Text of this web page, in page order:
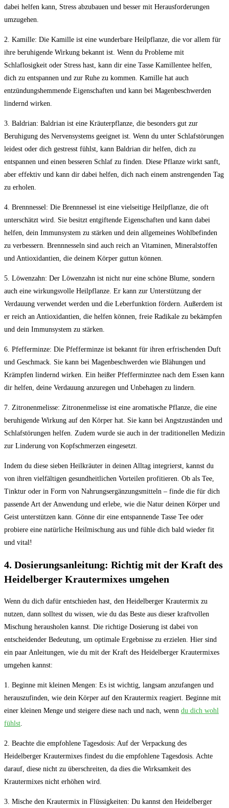
dabei helfen ⁢kann, Stress abzubauen‌ und besser mit Herausforderungen
umzugehen.
2. Kamille: Die Kamille ist eine wunderbare Heilpflanze, die vor⁢ allem für
ihre beruhigende Wirkung bekannt ist. Wenn⁢ du‍ Probleme mit
Schlaflosigkeit oder Stress hast, kann‍ dir eine Tasse Kamillentee helfen,
dich zu entspannen und zur Ruhe‍ zu kommen. Kamille hat ‍auch
entzündungshemmende Eigenschaften und kann bei Magenbeschwerden
lindernd wirken.
3. Baldrian: Baldrian ist eine Kräuterpflanze, die besonders gut zur
⁣Beruhigung des⁣ Nervensystems geeignet ist. Wenn du unter Schlafstörungen
leidest ⁣oder dich gestresst fühlst, kann Baldrian dir helfen, dich zu
entspannen und einen besseren Schlaf zu finden. Diese Pflanze wirkt sanft,
aber effektiv und kann dir ‌dabei helfen, dich‍ nach einem anstrengenden Tag
zu erholen.
4. Brennnessel: Die Brennnessel ist eine vielseitige‌ Heilpflanze, die oft ​
unterschätzt‍ wird. Sie besitzt entgiftende Eigenschaften und kann ⁤dabei
helfen, dein Immunsystem zu stärken und dein allgemeines Wohlbefinden
zu verbessern. Brennnesseln sind auch reich an⁢ Vitaminen, Mineralstoffen
und Antioxidantien, die deinem Körper guttun können.
5. Löwenzahn: Der Löwenzahn ist nicht nur eine schöne Blume, sondern
auch eine wirkungsvolle Heilpflanze.‌ Er kann zur Unterstützung der
Verdauung verwendet werden und die‌ Leberfunktion fördern. Außerdem‌ ist
er reich an Antioxidantien,⁤ die helfen können, freie Radikale zu bekämpfen⁢
und⁣ dein Immunsystem zu stärken.
6. Pfefferminze: Die Pfefferminze ist bekannt⁣ für ‌ihren‌ erfrischenden Duft
und Geschmack. Sie kann bei Magenbeschwerden wie Blähungen und
Krämpfen lindernd wirken.‌ Ein heißer Pfefferminztee nach dem Essen kann
dir helfen, deine Verdauung anzuregen und⁢ Unbehagen zu lindern.
7. Zitronenmelisse: Zitronenmelisse ist eine aromatische Pflanze,‌ die ⁢eine
beruhigende Wirkung auf den Körper hat. Sie kann bei Angstzuständen und
Schlafstörungen helfen. Zudem wurde ​sie⁢ auch in der traditionellen Medizin
zur Linderung von Kopfschmerzen eingesetzt.
Indem⁣ du diese sieben⁤ Heilkräuter in deinen Alltag integrierst,​ kannst du
‍von ihren vielfältigen gesundheitlichen Vorteilen profitieren. Ob als Tee,
Tinktur oder in Form von Nahrungsergänzungsmitteln – finde die ‌für dich⁣
passende Art der Anwendung und erlebe, wie die Natur deinen Körper und
Geist unterstützen kann. Gönne dir eine entspannende Tasse Tee oder
probiere eine natürliche Heilmischung aus und fühle dich bald wieder fit
und ⁢vital!
4. Dosierungsanleitung: Richtig mit ‍der‍ Kraft des
Heidelberger Krautermixes umgehen
Wenn du dich dafür entschieden hast, ​den Heidelberger Krautermix ‍zu
⁣nutzen, dann solltest du wissen, wie du⁢ das Beste aus dieser​ kraftvollen
Mischung herausholen kannst. Die richtige ⁤Dosierung ist dabei von
⁤entscheidender Bedeutung, um optimale Ergebnisse zu erzielen. Hier sind
⁢ein paar Anleitungen, wie du mit der Kraft des Heidelberger Krautermixes
⁤umgehen kannst:
1.‌ Beginne ​mit ⁣kleinen Mengen:​ Es ist wichtig, langsam anzufangen und
herauszufinden, wie dein Körper auf den⁤ Krautermix reagiert. Beginne mit
einer kleinen Menge und steigere diese nach und nach, wenn du dich wohl
fühlst
2. Beachte die empfohlene Tagesdosis:​ Auf ⁣der Verpackung ​des
Heidelberger Krautermixes findest du die empfohlene Tagesdosis. Achte
darauf, diese nicht zu überschreiten, da dies die Wirksamkeit des
Krautermixes‌ nicht erhöhen wird.
3. Mische ‍den Krautermix in Flüssigkeiten:⁣ Du kannst den Heidelberger